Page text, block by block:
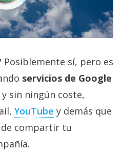
Posiblemente sí, pero es
servicios de Google
y sin ningún coste,
YouTube y demás que
compartir tu